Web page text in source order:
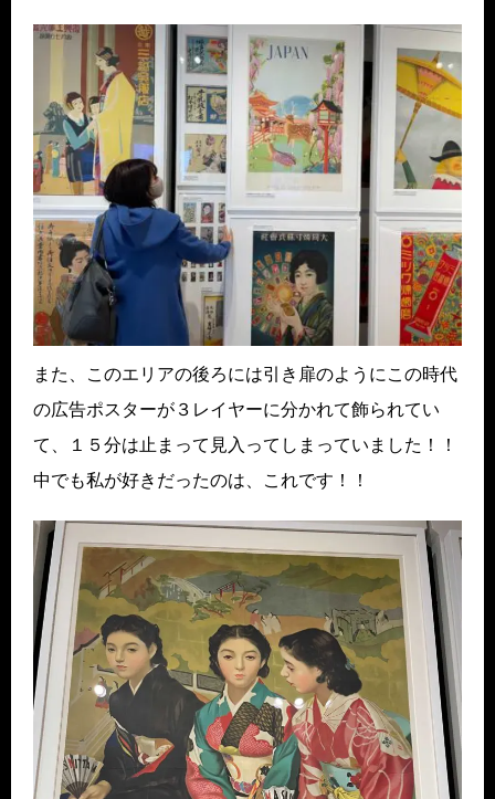
また、このエリアの後ろには引き扉のようにこの時代
の広告ポスターが３レイヤーに分かれて飾られてい
て、１５分は止まって見入ってしまっていました！！
中でも私が好きだったのは、これです！！